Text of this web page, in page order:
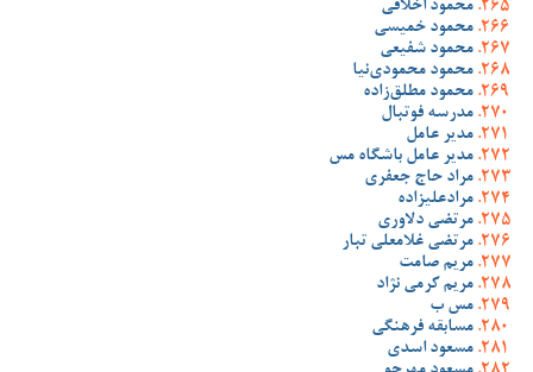
محمود اخلاقی
محمود خمیسی
محمود شفیعی
محمود محمودی‌نیا
محمود مطلق‌زاده
مدرسه فوتبال
مدیر عامل
مدیر عامل باشگاه مس
مراد حاج جعفری
مرادعلیزاده
مرتضی دلاوری
مرتضی غلامعلی تبار
مریم صامت
مریم کرمی نژاد
مس ب
مسابقه فرهنگی
مسعود اسدی